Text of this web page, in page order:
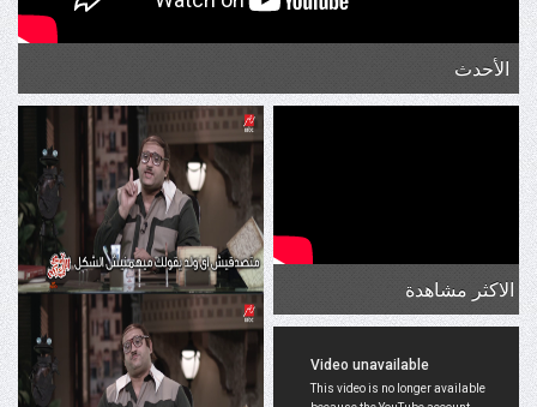
الأحدث
الاكثر مشاهدة